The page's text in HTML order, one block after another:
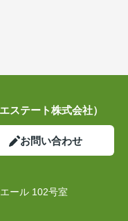
ステート株式会社）
お問い合わせ
ール 102号室